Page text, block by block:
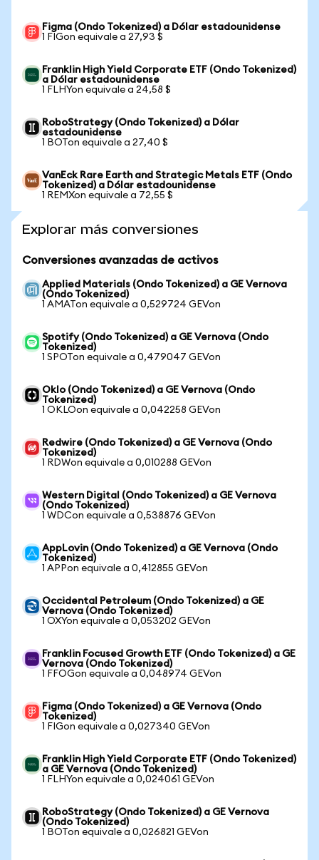
Figma (Ondo Tokenized) a Dólar estadounidense
1 FIGon equivale a 27,93 $
Franklin High Yield Corporate ETF (Ondo Tokenized)
a Dólar estadounidense
1 FLHYon equivale a 24,58 $
RoboStrategy (Ondo Tokenized) a Dólar
estadounidense
1 BOTon equivale a 27,40 $
VanEck Rare Earth and Strategic Metals ETF (Ondo
Tokenized) a Dólar estadounidense
1 REMXon equivale a 72,55 $
Explorar más conversiones
Conversiones avanzadas de activos
Applied Materials (Ondo Tokenized) a GE Vernova
(Ondo Tokenized)
1 AMATon equivale a 0,529724 GEVon
Spotify (Ondo Tokenized) a GE Vernova (Ondo
Tokenized)
1 SPOTon equivale a 0,479047 GEVon
Oklo (Ondo Tokenized) a GE Vernova (Ondo
Tokenized)
1 OKLOon equivale a 0,042258 GEVon
Redwire (Ondo Tokenized) a GE Vernova (Ondo
Tokenized)
1 RDWon equivale a 0,010288 GEVon
Western Digital (Ondo Tokenized) a GE Vernova
(Ondo Tokenized)
1 WDCon equivale a 0,538876 GEVon
AppLovin (Ondo Tokenized) a GE Vernova (Ondo
Tokenized)
1 APPon equivale a 0,412855 GEVon
Occidental Petroleum (Ondo Tokenized) a GE
Vernova (Ondo Tokenized)
1 OXYon equivale a 0,053202 GEVon
Franklin Focused Growth ETF (Ondo Tokenized) a GE
Vernova (Ondo Tokenized)
1 FFOGon equivale a 0,048974 GEVon
Figma (Ondo Tokenized) a GE Vernova (Ondo
Tokenized)
1 FIGon equivale a 0,027340 GEVon
Franklin High Yield Corporate ETF (Ondo Tokenized)
a GE Vernova (Ondo Tokenized)
1 FLHYon equivale a 0,024061 GEVon
RoboStrategy (Ondo Tokenized) a GE Vernova
(Ondo Tokenized)
1 BOTon equivale a 0,026821 GEVon